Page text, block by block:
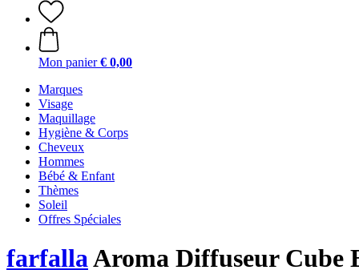
Mon panier € 0,00
Marques
Visage
Maquillage
Hygiène & Corps
Cheveux
Hommes
Bébé & Enfant
Thèmes
Soleil
Offres Spéciales
farfallaAroma Diffuseur Cube